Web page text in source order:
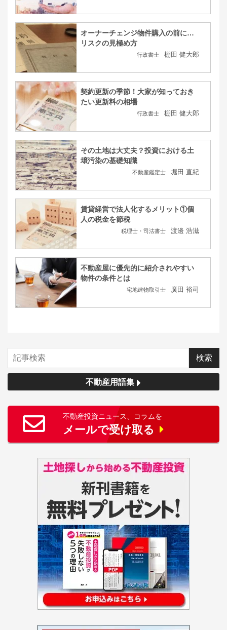
オーナーチェンジ物件購入の前に…
リスクの見極め方
行政書士 棚田 健大郎
契約更新の季節！大家が知っておき
たい更新料の相場
行政書士 棚田 健大郎
その土地は大丈夫？投資における土
壌汚染の基礎知識
不動産鑑定士 堀田 直紀
賃貸経営で法人化するメリット①個
人の税金を節税
税理士・司法書士 渡邊 浩滋
不動産屋に優先的に紹介されやすい
物件の条件とは
宅地建物取引士 廣田 裕司
不動産用語集
不動産投資ニュース、コラムを
メールで受け取る